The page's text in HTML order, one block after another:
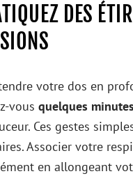
DES
votre dos en
vous quelques
Ces gestes
Associer votre
en allongeant